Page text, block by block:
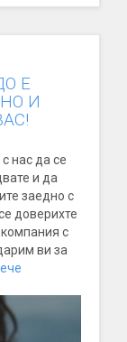
Е
И
нас да се
и да
заедно с
доверихте
с
ви за